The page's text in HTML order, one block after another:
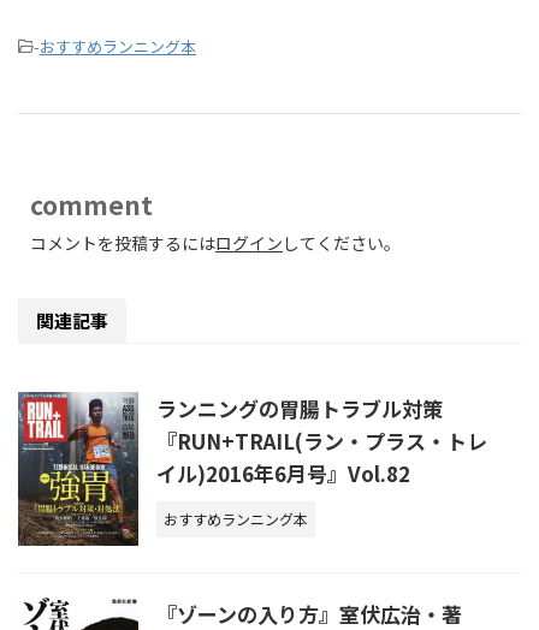
-おすすめランニング本
comment
コメントを投稿するにはログイン してください。
関連記事
ランニングの胃腸トラブル対策
『RUN+TRAIL(ラン・プラス・トレ
イル)2016年6月号』Vol.82
おすすめランニング本
『ゾーンの入り方』室伏広治・著